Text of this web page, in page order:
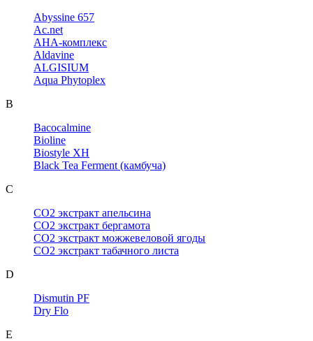
Abyssine 657
Ac.net
AHA-комплекс
Aldavine
ALGISIUM
Aqua Phytoplex
B
Bacocalmine
Bioline
Biostyle XH
Black Tea Ferment (камбуча)
C
CO2 экстракт апельсина
CO2 экстракт бергамота
CO2 экстракт можжевеловой ягоды
CO2 экстракт табачного листа
D
Dismutin PF
Dry Flo
E